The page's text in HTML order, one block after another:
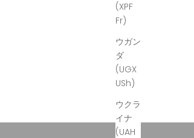
(XPF
Fr)
ウガン
ダ
(UGX
USh)
ウクラ
イナ
(UAH